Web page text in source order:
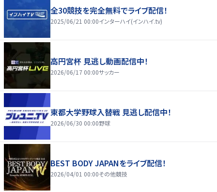
全30競技を完全無料でライブ配信！
2025/06/21 00:00インターハイ(インハイ.tv)
高円宮杯 見逃し動画配信中！
2026/06/17 00:00サッカー
東都大学野球入替戦 見逃し配信中！
2026/06/30 00:00野球
BEST BODY JAPANをライブ配信！
2026/04/01 00:00その他競技